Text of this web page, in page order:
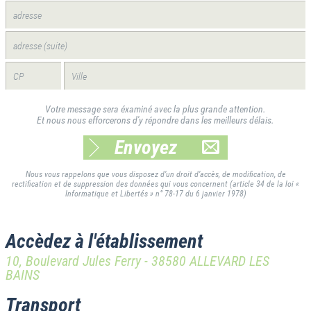
Votre message sera éxaminé avec la plus grande attention.
Et nous nous efforcerons d'y répondre dans les meilleurs délais.
Envoyez
Nous vous rappelons que vous disposez d’un droit d’accès, de modification, de
rectification et de suppression des données qui vous concernent (article 34 de la loi «
Informatique et Libertés » n° 78-17 du 6 janvier 1978)
Accèdez à l'établissement
10, Boulevard Jules Ferry - 38580 ALLEVARD LES
BAINS
Transport